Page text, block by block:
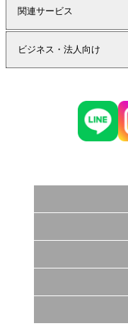
関連サービス
ビジネス・法人向け